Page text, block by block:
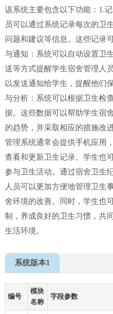
该系统主要包含以下功能：1.
员可以通过系统记录每次的卫
问题和建议等信息。这些记录
与通知：系统可以自动设置卫
送等方式提醒学生宿舍管理人
以发送通知给学生，提醒他们
与分析：系统可以根据卫生检
据。这些数据可以帮助学生宿
的趋势，并采取相应的措施改
管理系统通常会提供手机应用
查看和更新卫生记录。学生也
参与卫生活动。通过宿舍卫生
人员可以更加方便地管理卫生
舍环境的改善。同时，学生也
制，养成良好的卫生习惯，共
生活环境。
系统版本1
编号
模块
名称
字段参数